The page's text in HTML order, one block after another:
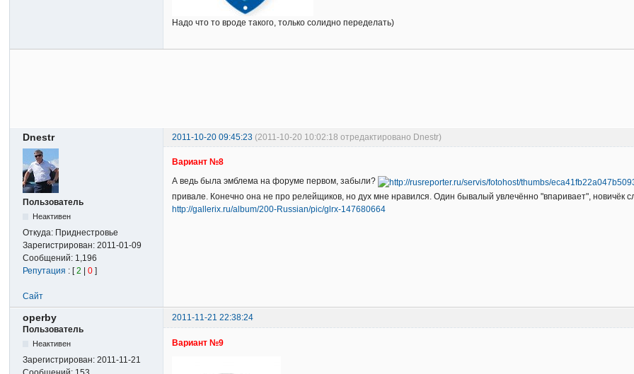
Надо что то вроде такого, только солидно переделать)
Dnestr 2011-10-20 09:45:23 (2011-10-20 10:02:18 отредактировано Dnestr)
Пользователь
Неактивен
Откуда: Приднестровье
Зарегистрирован:2011-01-09
Сообщений: 1,196
Репутация : [2 |0 ]
Вариант №8
А ведь была эмблема на форуме первом, забыли?
привале. Конечно она не про релейщиков, но дух мне нравился. Один бывалый увлечённо "впаривает", новичёк
http://gallerix.ru/album/200-Russian/pic/glrx-147680664
Сайт
operby
2011-11-21 22:38:24
Пользователь
Неактивен
Зарегистрирован:2011-11-21
Вариант №9